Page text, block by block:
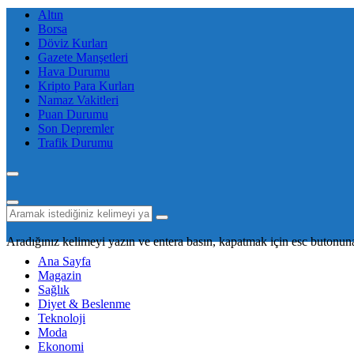
Altın
Borsa
Döviz Kurları
Gazete Manşetleri
Hava Durumu
Kripto Para Kurları
Namaz Vakitleri
Puan Durumu
Son Depremler
Trafik Durumu
Aradığınız kelimeyi yazın ve entera basın, kapatmak için esc
Ana Sayfa
Magazin
Sağlık
Diyet & Beslenme
Teknoloji
Moda
Ekonomi